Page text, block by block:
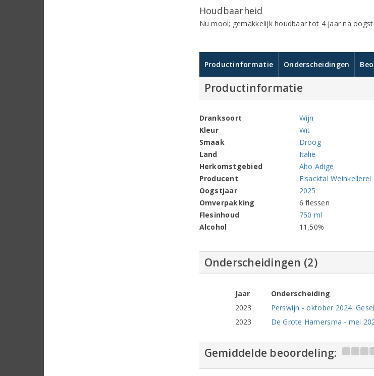
Houdbaarheid
Nu mooi; gemakkelijk houdbaar tot 4 jaar na
Productinformatie Onderscheidingen
Productinformatie
Dranksoort
Wijn
Kleur
Wit
Smaak
Droog
Land
Italië
Herkomstgebied
Alto Adige
Producent
Eisacktal Weinkellerei
Oogstjaar
2025
Omverpakking
6 flessen
Flesinhoud
750 ml
Alcohol
11,50%
Onderscheidingen (2)
Jaar
Onderscheiding
2023
Perswijn - oktober 2024:
2023
De Grote Hamersma - mei
Gemiddelde beoordeling: